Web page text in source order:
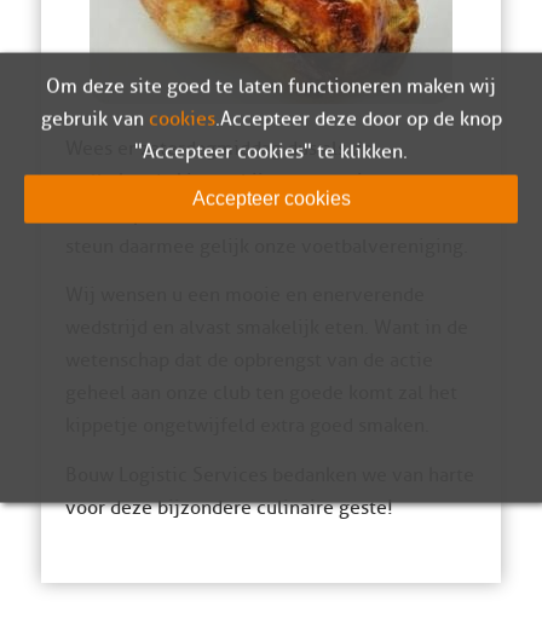
Wees er zaterdagmiddag dus als de
welbekende kippen bij om te genieten van
deze hap- en kluifklare delicatesse en…….
voor deze bijzondere culinaire geste!
Om deze site goed te laten functioneren maken wij
gebruik van cookies. Accepteer deze door op de knop
"Accepteer cookies" te klikken.
Accepteer cookies